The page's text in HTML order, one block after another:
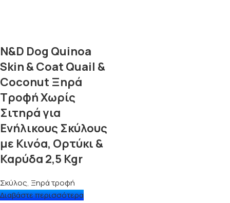
N&D Dog Quinoa
Skin & Coat Quail &
Coconut Ξηρά
Τροφή Χωρίς
Σιτηρά για
Ενήλικους Σκύλους
με Κινόα, Ορτύκι &
Καρύδα 2,5 Kgr
Σκύλος, Ξηρά τροφή
Διαβάστε περισσότερα